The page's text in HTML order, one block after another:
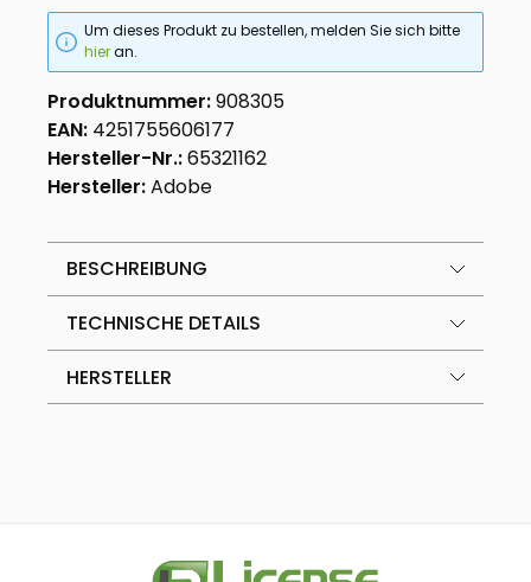
Um dieses Produkt zu bestellen, melden Sie sich bitte
hieran.
Produktnummer:908305
EAN: 4251755606177
Hersteller-Nr.:65321162
Hersteller:Adobe
BESCHREIBUNG
TECHNISCHE DETAILS
HERSTELLER